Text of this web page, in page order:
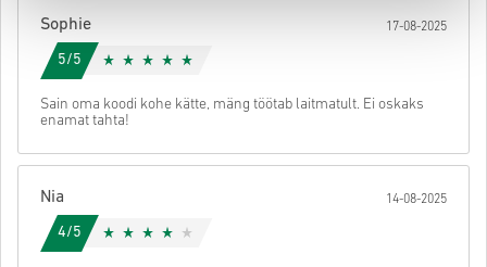
Sophie 17-08-2025
5/5
Sain oma koodi kohe kätte, mäng töötab laitmatult. Ei oskaks
enamat tahta!
Nia 14-08-2025
4/5